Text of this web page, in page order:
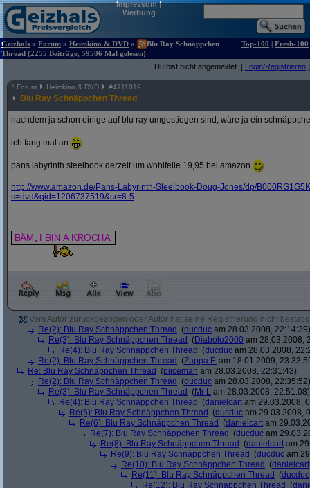
Impressum|
Werbung
Geizhals » Forum » Heimkino & DVD »
Blu Ray Schnäppchen
Thread (2255 Beiträge, 59586 Mal gelesen)
Top-100 | Fresh-100
Du bist nicht angemeldet. [ Login/Registrieren ]
^ Forum Heimkino & DVD #4711019
Blu Ray Schnäppchen Thread
nachdem ja schon einige auf blu ray umgestiegen sind, wäre ja ein
ich fang mal an
pans labyrinth steelbook derzeit um wohlfeile 19,95 bei amazon
http://www.amazon.de/Pans-Labyrinth-Steelbook-Doug-Jones/dp/
s=dvd&qid=1206737519&sr=8-5
Vom Autor zurückgezogen oder Autor hat seine Registrierung nicht
Re(2): Blu Ray Schnäppchen Thread (ducduc am 28.03.2008, 22:14:39)
Re(3): Blu Ray Schnäppchen Thread (Diabolo2000 am 28.03.2008,
Re(4): Blu Ray Schnäppchen Thread (ducduc am 28.03.2008,
Re(2): Blu Ray Schnäppchen Thread (Zappa F. am 18.01.2009,
Re: Blu Ray Schnäppchen Thread (piiceman am 28.03.2008, 22:31:43)
Re(2): Blu Ray Schnäppchen Thread (ducduc am 28.03.2008, 22:35:52)
Re(3): Blu Ray Schnäppchen Thread (Mr L am 28.03.2008, 22:51:08)
Re(4): Blu Ray Schnäppchen Thread (danielcart am 29.03.2008,
Re(5): Blu Ray Schnäppchen Thread (ducduc am 29.03.2008,
Re(6): Blu Ray Schnäppchen Thread (danielcart am
Re(7): Blu Ray Schnäppchen Thread (ducduc am
Re(8): Blu Ray Schnäppchen Thread (danielcart am
Re(9): Blu Ray Schnäppchen Thread (ducduc am
Re(10): Blu Ray Schnäppchen Thread (danielcart
Re(11): Blu Ray Schnäppchen Thread (ducduc
Re(12): Blu Ray Schnäppchen Thread (